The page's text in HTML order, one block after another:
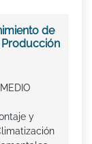
de
Producción
y